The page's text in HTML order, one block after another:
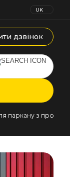
UK
дзвінок
паркану з